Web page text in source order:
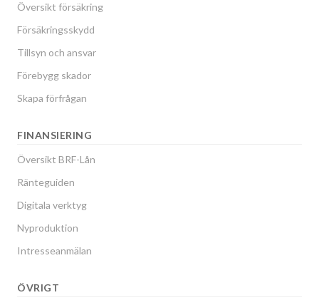
Översikt försäkring
Försäkringsskydd
Tillsyn och ansvar
Förebygg skador
Skapa förfrågan
FINANSIERING
Översikt BRF-Lån
Ränteguiden
Digitala verktyg
Nyproduktion
Intresseanmälan
ÖVRIGT